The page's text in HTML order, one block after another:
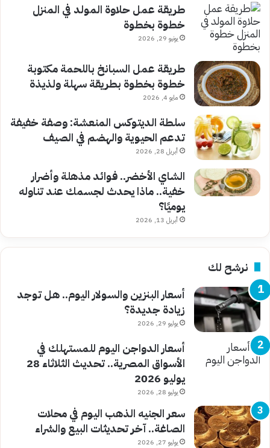
طريقة عمل حلاوة المولد في المنزل
خطوة بخطوة
يونيو 29, 2026
طريقة عمل السبانخ باللحمة مكتوبة
خطوة بخطوة بطريقة سهلة ولذيذة
مايو 4, 2026
سلطة الديتوكس المنعشة: وصفة خفيفة
تدعم الحيوية والهضم في الصيف
أبريل 28, 2026
الشاي الأخضر.. فوائد مذهلة وأضرار
خفية.. ماذا يحدث لجسمك عند تناوله
يوميًا؟
أبريل 13, 2026
نرشح لك
أسعار البنزين والسولار اليوم.. هل توجد
زيادة جديدة؟
يوليو 29, 2026
أسعار الدواجن اليوم للمستهلك في
الأسواق المصرية.. تحديث الثلاثاء 28
يوليو 2026
يوليو 28, 2026
سعر الجنيه الذهب اليوم في محلات
الصاغة.. آخر تحديثات البيع والشراء
يوليو 27, 2026